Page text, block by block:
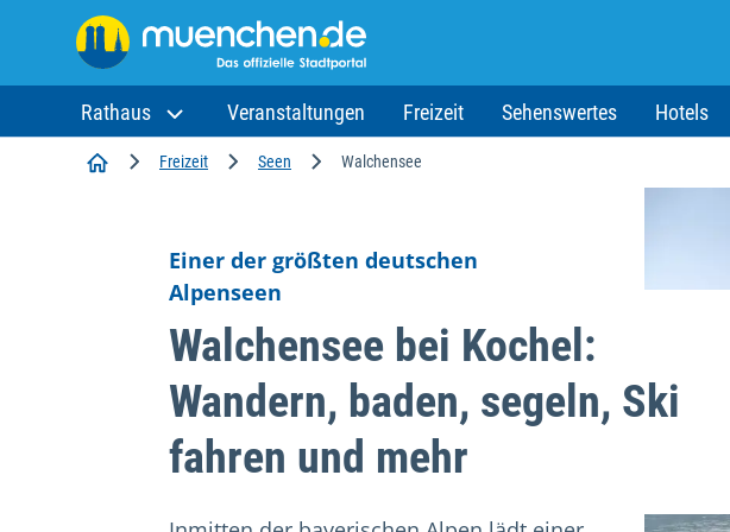
Rathaus Veranstaltungen Freizeit Sehenswertes Hotels
StartseiteFreizeit Seen Walchensee
Einer der größten deutschen
Alpenseen
Walchensee bei Kochel:
Wandern, baden, segeln, Ski
fahren und mehr